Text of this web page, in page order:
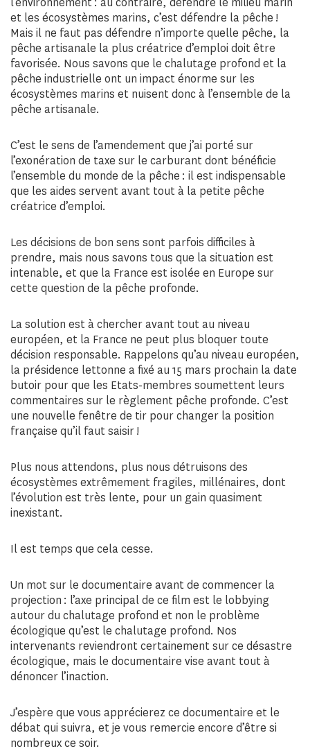
et les écosystèmes marins, c’est défendre la pêche !
Mais il ne faut pas défendre n’importe quelle pêche, la
pêche artisanale la plus créatrice d’emploi doit être
favorisée. Nous savons que le chalutage profond et la
pêche industrielle ont un impact énorme sur les
écosystèmes marins et nuisent donc à l’ensemble de la
pêche artisanale.
C’est le sens de l’amendement que j’ai porté sur
l’exonération de taxe sur le carburant dont bénéficie
l’ensemble du monde de la pêche : il est indispensable
que les aides servent avant tout à la petite pêche
créatrice d’emploi.
Les décisions de bon sens sont parfois difficiles à
prendre, mais nous savons tous que la situation est
intenable, et que la France est isolée en Europe sur
cette question de la pêche profonde.
La solution est à chercher avant tout au niveau
européen, et la France ne peut plus bloquer toute
décision responsable. Rappelons qu’au niveau européen,
la présidence lettonne a fixé au 15 mars prochain la date
butoir pour que les Etats-membres soumettent leurs
commentaires sur le règlement pêche profonde. C’est
une nouvelle fenêtre de tir pour changer la position
française qu’il faut saisir !
Plus nous attendons, plus nous détruisons des
écosystèmes extrêmement fragiles, millénaires, dont
l’évolution est très lente, pour un gain quasiment
inexistant.
Il est temps que cela cesse.
Un mot sur le documentaire avant de commencer la
projection : l’axe principal de ce film est le lobbying
autour du chalutage profond et non le problème
écologique qu’est le chalutage profond. Nos
intervenants reviendront certainement sur ce désastre
écologique, mais le documentaire vise avant tout à
dénoncer l’inaction.
J’espère que vous apprécierez ce documentaire et le
débat qui suivra, et je vous remercie encore d’être si
nombreux ce soir.